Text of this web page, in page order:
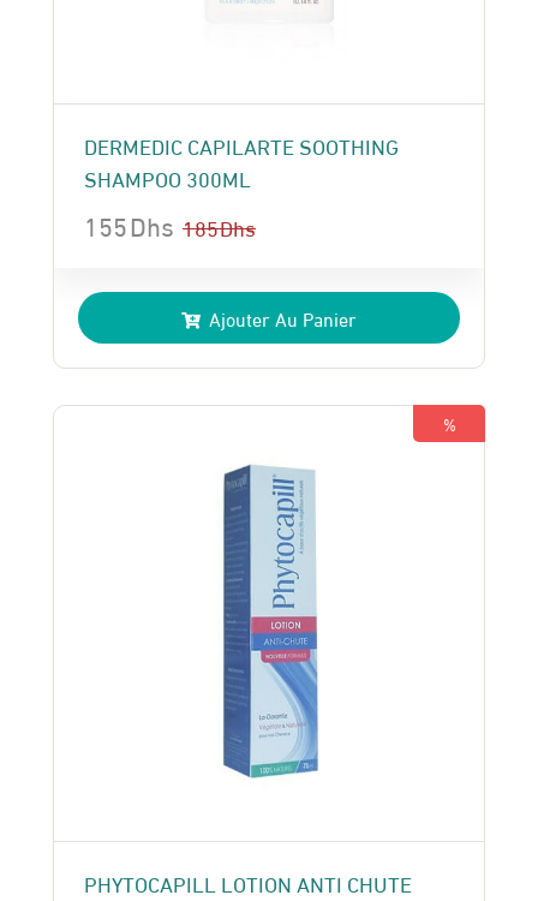
DERMEDIC CAPILARTE SOOTHING
SHAMPOO 300ML
185Dhs
prix
initial
était :
185 Dhs.
155Dhs
prix
actuel
est :
155 Dhs.
Ajouter Au Panier
%
PHYTOCAPILL LOTION ANTI CHUTE